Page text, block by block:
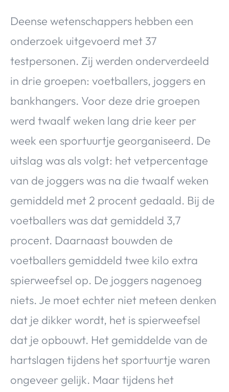
Deense wetenschappers hebben een
onderzoek uitgevoerd met 37
testpersonen. Zij werden onderverdeeld
in drie groepen: voetballers, joggers en
bankhangers. Voor deze drie groepen
werd twaalf weken lang drie keer per
week een sportuurtje georganiseerd. De
uitslag was als volgt: het vetpercentage
van de joggers was na die twaalf weken
gemiddeld met 2 procent gedaald. Bij de
voetballers was dat gemiddeld 3,7
procent. Daarnaast bouwden de
voetballers gemiddeld twee kilo extra
spierweefsel op. De joggers nagenoeg
niets. Je moet echter niet meteen denken
dat je dikker wordt, het is spierweefsel
dat je opbouwt. Het gemiddelde van de
hartslagen tijdens het sportuurtje waren
ongeveer gelijk. Maar tijdens het